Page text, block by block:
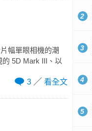
幅單眼相機的潮
5D Mark III、以
3
看全文
2
3
4
5